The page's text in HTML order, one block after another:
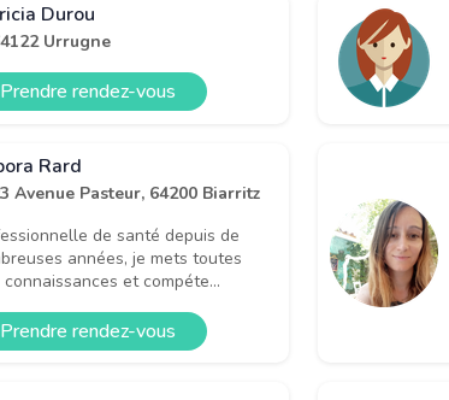
Durou
Urrugne
Prendre rendez-vous
Rard
Avenue Pasteur, 64200 Biarritz
de santé depuis de
années, je mets toutes
connaissances et compéte...
Prendre rendez-vous